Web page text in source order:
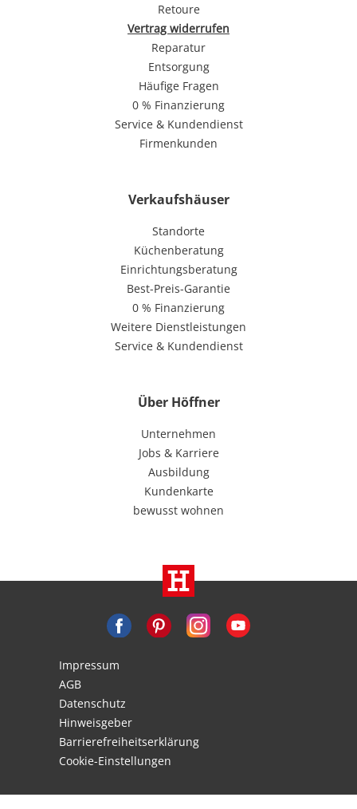
Retoure
Vertrag widerrufen
Reparatur
Entsorgung
Häufige Fragen
0 % Finanzierung
Service & Kundendienst
Firmenkunden
Verkaufshäuser
Standorte
Küchenberatung
Einrichtungsberatung
Best-Preis-Garantie
0 % Finanzierung
Weitere Dienstleistungen
Service & Kundendienst
Über Höffner
Unternehmen
Jobs & Karriere
Ausbildung
Kundenkarte
bewusst wohnen
Impressum
AGB
Datenschutz
Hinweisgeber
Barrierefreiheitserklärung
Cookie-Einstellungen